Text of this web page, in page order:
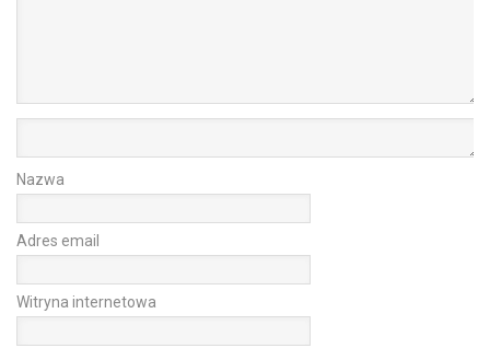
Nazwa
Adres email
Witryna internetowa